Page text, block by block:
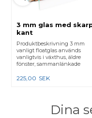
3 mm glas med
kant
Produktbeskrivning 3 mm
vanligt floatglas används
vanligtvis i växthus, äldre
fönster, sammanlänkade
225,00 SEK
Dina